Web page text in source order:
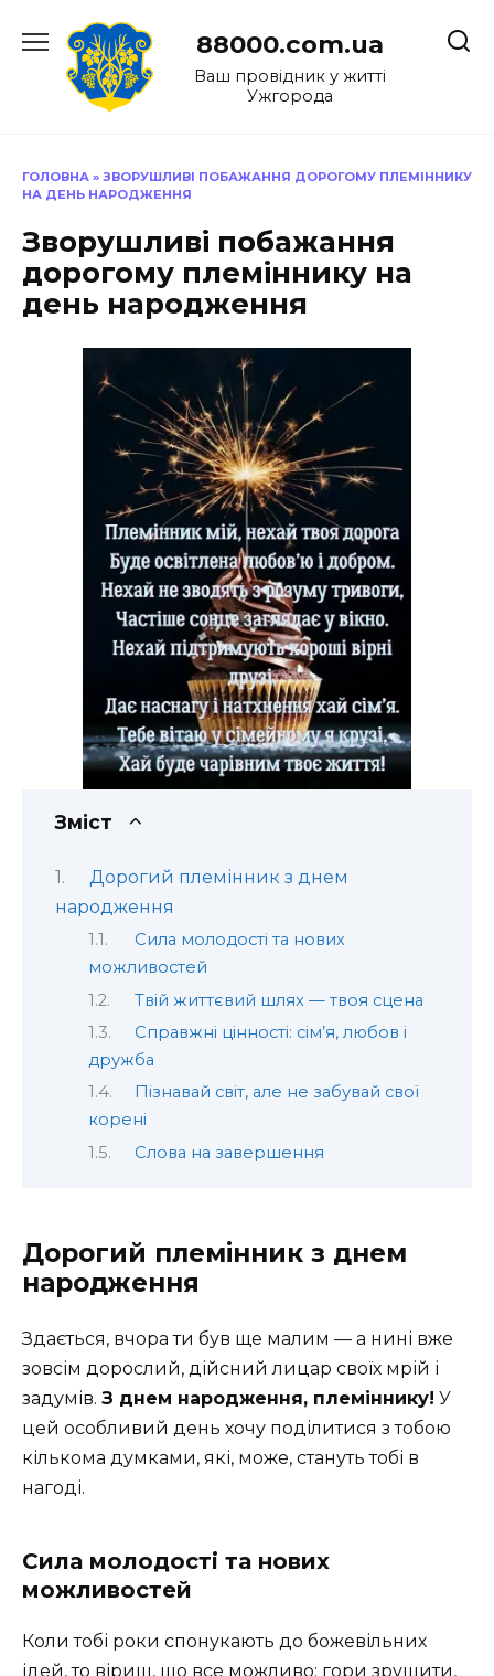
до
88000.com.ua
Ваш провідник у житті
Ужгорода
ГОЛОВНА » ЗВОРУШЛИВІ ПОБАЖАННЯ ДОРОГОМУ ПЛЕМІННИКУ
НА ДЕНЬ НАРОДЖЕННЯ
Зворушливі побажання
дорогому племіннику на
день народження
Зміст
Дорогий племінник з днем
народження
Сила молодості та нових
можливостей
Твій життєвий шлях — твоя сцена
Справжні цінності: сім’я, любов і
дружба
Пізнавай світ, але не забувай свої
корені
Слова на завершення
Дорогий племінник з днем
народження
Здається, вчора ти був ще малим — а нині вже
зовсім дорослий, дійсний лицар своїх мрій і
задумів. З днем народження, племіннику! У
цей особливий день хочу поділитися з тобою
кількома думками, які, може, стануть тобі в
нагоді.
Сила молодості та нових
можливостей
Коли тобі роки спонукають до божевільних
ідей, то віриш, що все можливо: гори зрушити,